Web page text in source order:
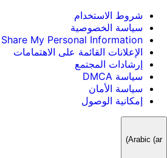
شروط الاستخدام
سياسة الخصوصية
My Personal Information
الإعلانات القائمة على الاهتمامات
إرشادات المجتمع
سياسة DMCA
سياسة الأمان
إمكانية الوصول
Arabic (ar)